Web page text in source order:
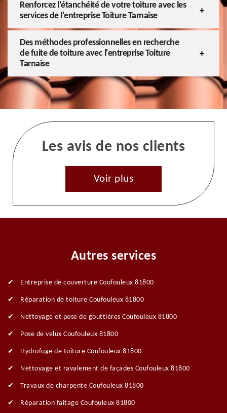
Renforcez l'étanchéité de votre toiture avec les
services de l'entreprise Toiture Tarnaise
Des méthodes professionnelles en recherche
de fuite de toiture avec l'entreprise Toiture
Tarnaise
Les avis de nos clients
Voir plus
Autres services
Entreprise de couverture Coufouleux 81800
Réparation de toiture Coufouleux 81800
Nettoyage et pose de gouttières Coufouleux 81800
Pose de velux Coufouleux 81800
Hydrofuge de toiture Coufouleux 81800
Nettoyage et ravalement de façades Coufouleux 81800
Travaux de charpente Coufouleux 81800
Réparation faitage Coufouleux 81800